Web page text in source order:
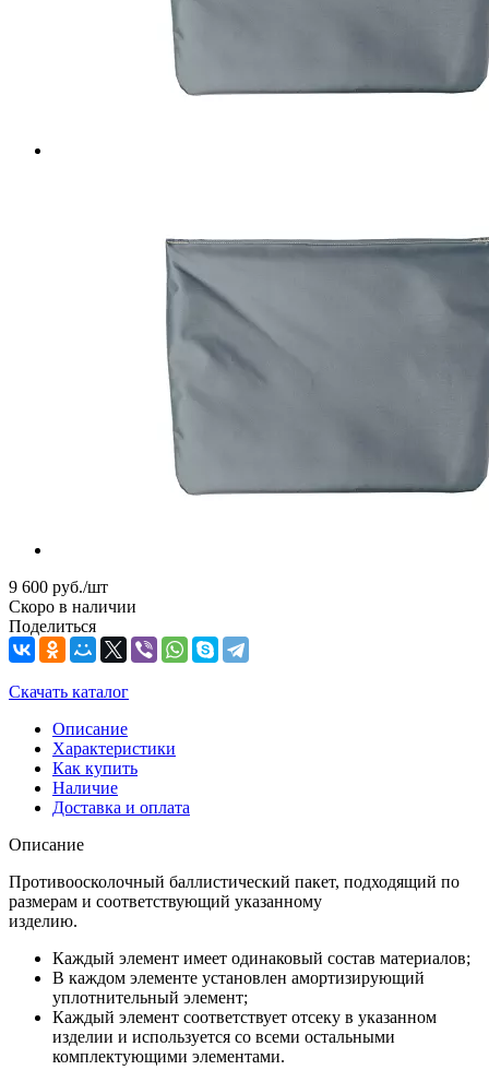
9 600 руб./шт
Скоро в наличии
Поделиться
Скачать каталог
Описание
Характеристики
Как купить
Наличие
Доставка и оплата
Описание
Противоосколочный баллистический пакет, подходящий по
размерам и соответствующий указанному
изделию.
Каждый элемент имеет одинаковый состав материалов;
В каждом элементе установлен амортизирующий
уплотнительный элемент;
Каждый элемент соответствует отсеку в указанном
изделии и используется со всеми остальными
комплектующими элементами.